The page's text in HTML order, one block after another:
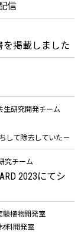
信
掲載しました
生研究開発チーム
して除去していた－
究チーム
2023にてシ
験植物開発室
料開発室